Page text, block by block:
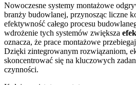
Nowoczesne systemy montażowe
branży budowlanej, przynosząc liczne
efektywność całego procesu
wdrożenie tych systemów zwiększa
oznacza, że prace montażowe
Dzięki zintegrowanym rozwiązaniom,
skoncentrować się na kluczowych
czynności.